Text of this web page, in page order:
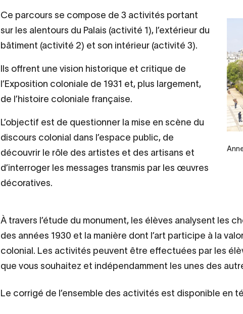
Ce parcours se compose de 3 activités portant
sur les alentours du Palais (activité 1), l’extérieur du
bâtiment (activité 2) et son intérieur (activité 3).
Ils offrent une vision historique et critique de
l’Exposition coloniale de 1931 et, plus largement,
de l’histoire coloniale française.
L’objectif est de questionner la mise en scène du
discours colonial dans l’espace public, de
découvrir le rôle des artistes et des artisans et
d’interroger les messages transmis par les œuvres
décoratives.
À travers l’étude du monument, les élèves analysent les
des années 1930 et la manière dont l’art participe à la
colonial. Les activités peuvent être effectuées par les
que vous souhaitez et indépendamment les unes des
Le corrigé de l’ensemble des activités est disponible en